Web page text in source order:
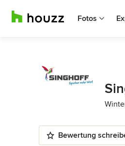
Fotos
Bewertung